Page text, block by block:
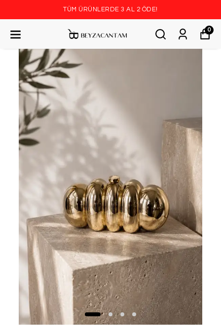
TÜM ÜRÜNLERDE 3 AL 2 ÖDE!
0